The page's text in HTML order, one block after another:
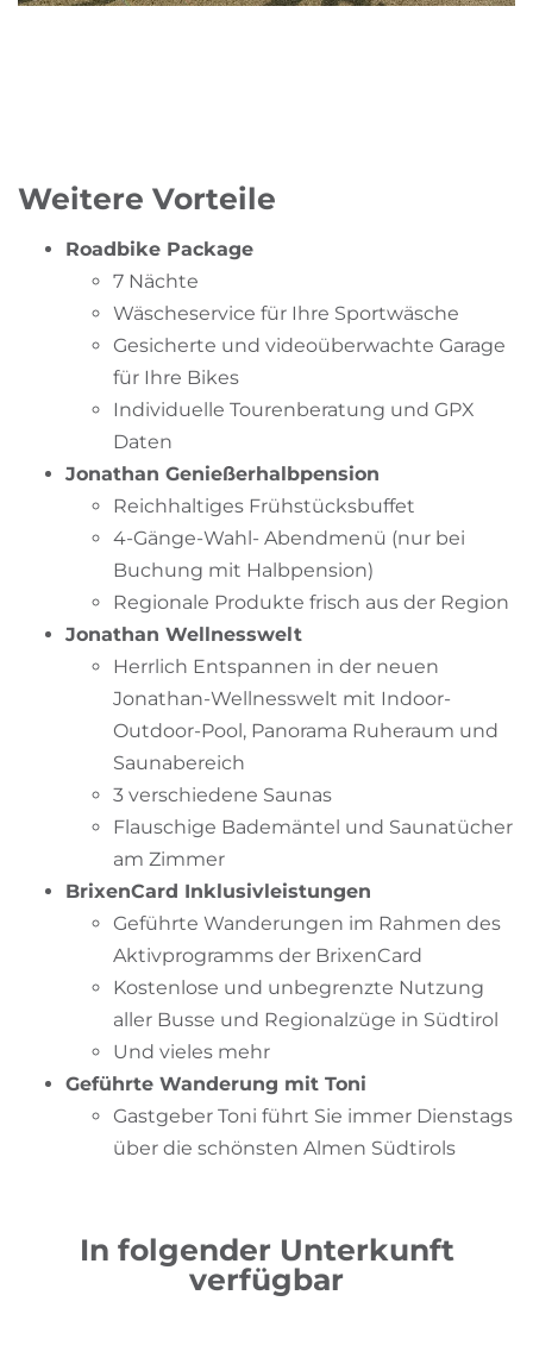
Weitere Vorteile
Roadbike Package
7 Nächte
Wäscheservice für Ihre Sportwäsche
Gesicherte und videoüberwachte Garage
für Ihre Bikes
Individuelle Tourenberatung und GPX
Daten
Jonathan Genießerhalbpension
Reichhaltiges Frühstücksbuffet
4-Gänge-Wahl- Abendmenü (nur bei
Buchung mit Halbpension)
Regionale Produkte frisch aus der Region
Jonathan Wellnesswelt
Herrlich Entspannen in der neuen
Jonathan-Wellnesswelt mit Indoor-
Outdoor-Pool, Panorama Ruheraum und
Saunabereich
3 verschiedene Saunas
Flauschige Bademäntel und Saunatücher
am Zimmer
BrixenCard Inklusivleistungen
Geführte Wanderungen im Rahmen des
Aktivprogramms der BrixenCard
Kostenlose und unbegrenzte Nutzung
aller Busse und Regionalzüge in Südtirol
Und vieles mehr
Geführte Wanderung mit Toni
Gastgeber Toni führt Sie immer Dienstags
über die schönsten Almen Südtirols
In folgender Unterkunft
verfügbar